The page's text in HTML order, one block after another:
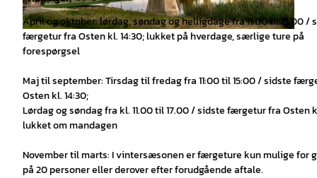
© Karl-Heinz Brinkmann |CC-BY
April og oktober: lørdag, søndag og helligdage fra 11:00 til 15:00 /
færgetur fra Osten kl. 14:30; lukket på hverdage, særlige ture på
forespørgsel
Maj til september: Tirsdag til fredag fra 11:00 til 15:00 / sidste
Osten kl. 14:30;
Lørdag og søndag fra kl. 11.00 til 17.00 / sidste færgetur fra Osten
lukket om mandagen
November til marts: I vintersæsonen er færgeture kun mulige for
på 20 personer eller derover efter forudgående aftale.